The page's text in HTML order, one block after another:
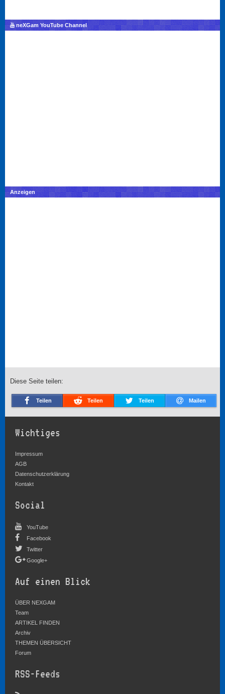
neXGam YouTube Channel
Anzeigen
Diese Seite teilen:
Teilen Teilen Teilen Mailen
Wichtiges
Impressum
AGB
Datenschutzerklärung
Kontakt
Social
YouTube
Facebook
Twitter
Google+
Auf einen Blick
ÜBER NEXGAM
Team
ARTIKEL FINDEN
Archiv
THEMEN ÜBERSICHT
Forum
RSS-Feeds